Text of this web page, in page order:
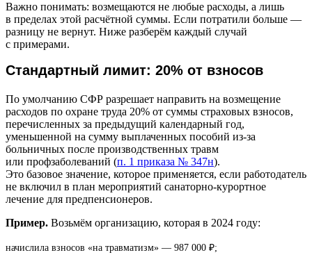
Важно понимать: возмещаются не любые расходы, а лишь
в пределах этой расчётной суммы. Если потратили больше —
разницу не вернут. Ниже разберём каждый случай
с примерами.
Стандартный лимит: 20% от взносов
По умолчанию СФР разрешает направить на возмещение
расходов по охране труда 20% от суммы страховых взносов,
перечисленных за предыдущий календарный год,
уменьшенной на сумму выплаченных пособий из-за
больничных после производственных травм
или профзаболеваний (п. 1 приказа № 347н).
Это базовое значение, которое применяется, если работодатель
не включил в план мероприятий санаторно-курортное
лечение для предпенсионеров.
Пример. Возьмём организацию, которая в 2024 году:
начислила взносов «на травматизм» — 987 000 ₽;